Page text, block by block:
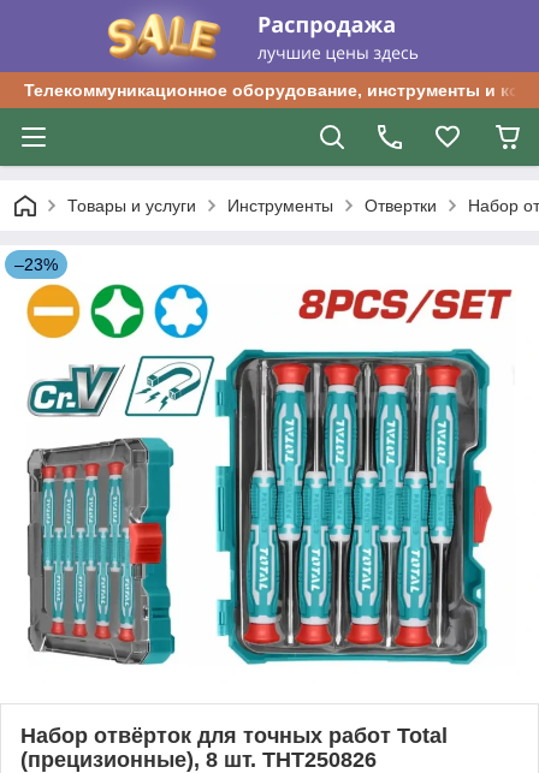
Телекоммуникационное оборудование, инструменты и
Товары и услуги Инструменты Отвертки Набор
–23%
Набор отвёрток для точных работ Total
(прецизионные), 8 шт. THT250826